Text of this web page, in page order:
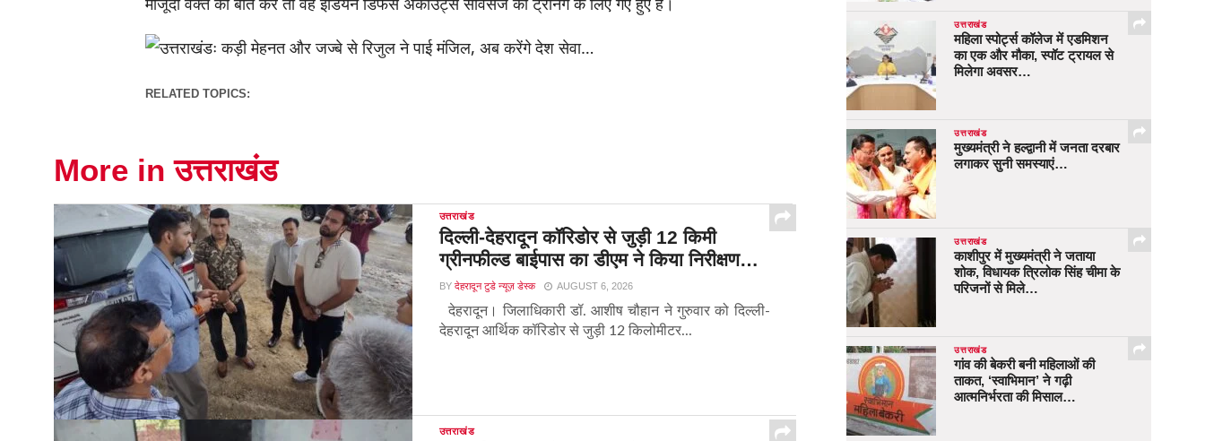
RELATED TOPICS:
More in उत्तराखंड
उत्तराखंड
दिल्ली-देहरादून कॉरिडोर से जुड़ी 12 किमी
ग्रीनफील्ड बाईपास का डीएम ने किया निरीक्षण…
BY देहरादून टुडे न्यूज़ डेस्क AUGUST 6, 2026
देहरादून। जिलाधिकारी डॉ. आशीष चौहान ने गुरुवार को दिल्ली-
देहरादून आर्थिक कॉरिडोर से जुड़ी 12 किलोमीटर...
उत्तराखंड
उत्तराखंड
महिला स्पोर्ट्स कॉलेज में एडमिशन
का एक और मौका, स्पॉट ट्रायल से
मिलेगा अवसर…
उत्तराखंड
मुख्यमंत्री ने हल्द्वानी में जनता दरबार
लगाकर सुनी समस्याएं…
उत्तराखंड
काशीपुर में मुख्यमंत्री ने जताया
शोक, विधायक त्रिलोक सिंह चीमा के
परिजनों से मिले…
उत्तराखंड
गांव की बेकरी बनी महिलाओं की
ताकत, ‘स्वाभिमान’ ने गढ़ी
आत्मनिर्भरता की मिसाल…